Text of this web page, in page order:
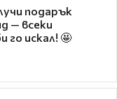
подарък
— всеки
го искал! 🤩